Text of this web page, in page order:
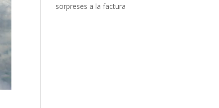
sorpreses a la factura